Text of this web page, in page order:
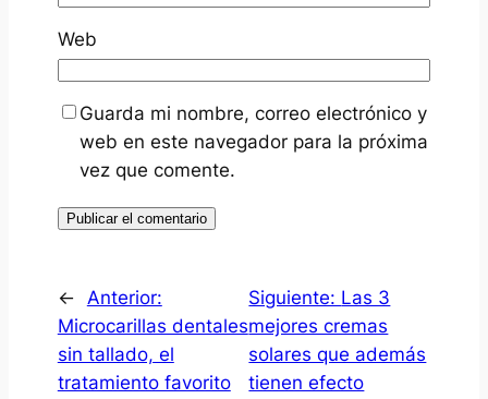
Web
Guarda mi nombre, correo electrónico y
web en este navegador para la próxima
vez que comente.
← Anterior:
Microcarillas dentales
sin tallado, el
tratamiento favorito
Siguiente: Las 3
mejores cremas
solares que además
tienen efecto